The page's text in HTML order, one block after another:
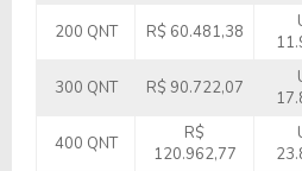
200 QNT R$ 60.481,38
300 QNT R$ 90.722,07
400 QNT
R$
120.962,77